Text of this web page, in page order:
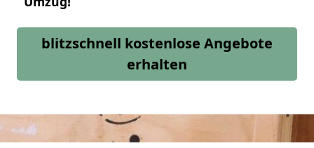
blitzschnell kostenlose Angebote
erhalten